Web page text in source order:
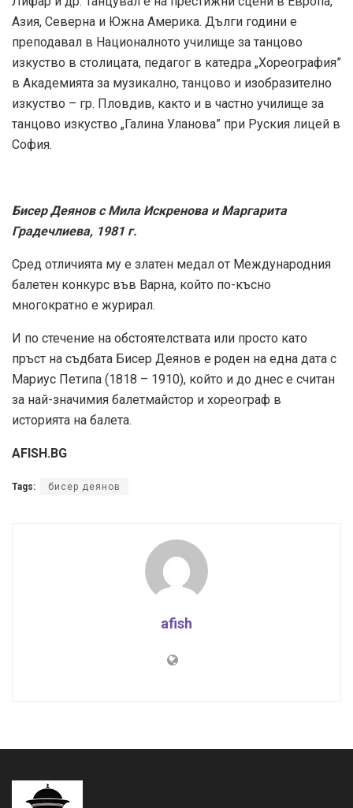
Азия, Северна и Южна Америка. Дълги години е
преподавал в Националното училище за танцово
изкуство в столицата, педагог в катедра „Хореография”
в Академията за музикално, танцово и изобразително
изкуство – гр. Пловдив, както и в частно училище за
танцово изкуство „Галина Уланова” при Руския лицей в
София.
Бисер Деянов с Мила Искренова и Маргарита
Градечлиева, 1981 г.
Сред отличията му е златен медал от Международния
балетен конкурс във Варна, който по-късно
многократно е журирал.
И по стечение на обстоятелствата или просто като
пръст на съдбата Бисер Деянов е роден на една дата с
Мариус Петипа (1818 – 1910), който и до днес е считан
за най-значимия балетмайстор и хореограф в
историята на балета.
AFISH.BG
Tags: бисер деянов
afish